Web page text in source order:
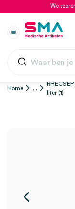
We
Home ...
liter (1)